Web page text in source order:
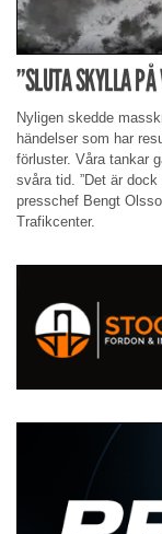
”SLUTA SKYLLA
Nyligen skedde
händelser som har
förluster. Våra tankar
svåra tid. ”Det är
presschef Bengt
Trafikcenter.